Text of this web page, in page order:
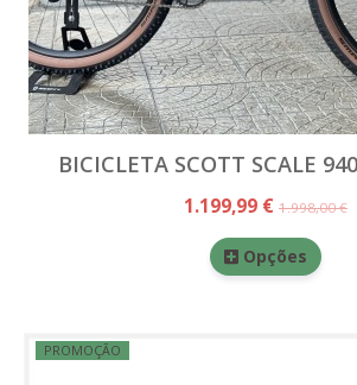
BICICLETA SCOTT SCALE
1.199,99 € 1.998,00 €
Opções
PROMOÇÃO